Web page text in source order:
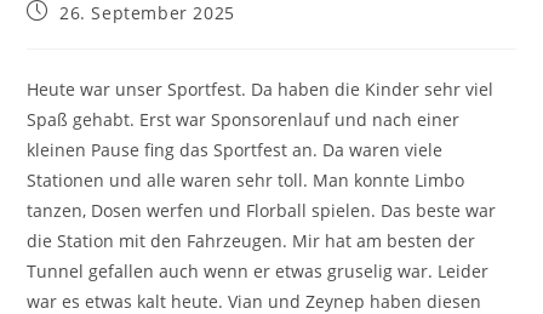
26. September 2025
Heute war unser Sportfest. Da haben die Kinder sehr viel
Spaß gehabt. Erst war Sponsorenlauf und nach einer
kleinen Pause fing das Sportfest an. Da waren viele
Stationen und alle waren sehr toll. Man konnte Limbo
tanzen, Dosen werfen und Florball spielen. Das beste war
die Station mit den Fahrzeugen. Mir hat am besten der
Tunnel gefallen auch wenn er etwas gruselig war. Leider
war es etwas kalt heute. Vian und Zeynep haben diesen